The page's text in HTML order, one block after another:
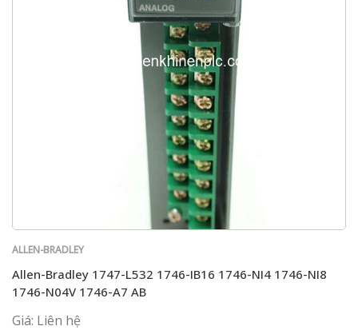
ALLEN-BRADLEY
Allen-Bradley 1747-L532 1746-IB16 1746-NI4 1746-NI8
1746-N04V 1746-A7 AB
Giá: Liên hệ